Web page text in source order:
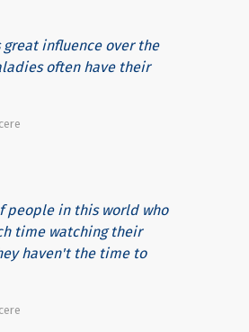
great influence over the
often have their
people in this world who
time watching their
haven't the time to